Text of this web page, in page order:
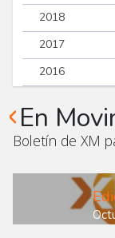
2018
2017
2016
En
Boletín de XM